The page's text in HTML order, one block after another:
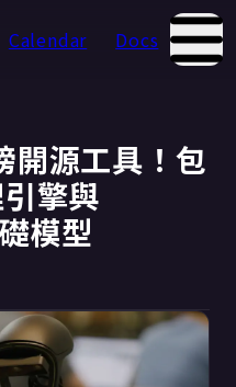
Calendar Docs
開源工具！包
擎與
模型